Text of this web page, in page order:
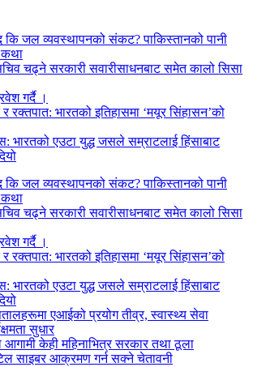
कि जल व्यवस्थापनको संकट? पाकिस्तानको पानी
कथा
चढ्ने सरकारी सवारीसाधनबाट समेत कालो सिसा
गर्दै ।
रक्तपात: भारतको इतिहासमा ‘मयूर सिंहासन’को
भारतको एउटा युद्ध जसले सम्राटलाई हिंसाबाट
कि जल व्यवस्थापनको संकट? पाकिस्तानको पानी
कथा
चढ्ने सरकारी सवारीसाधनबाट समेत कालो सिसा
गर्दै ।
रक्तपात: भारतको इतिहासमा ‘मयूर सिंहासन’को
भारतको एउटा युद्ध जसले सम्राटलाई हिंसाबाट
एआईको प्रयोग तीव्र, स्वास्थ्य सेवा
सुधार
केही महिनाभित्र सरकार तथा ठूला
साइबर आक्रमण गर्न सक्ने चेतावनी